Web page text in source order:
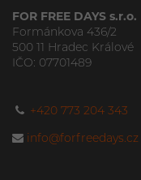
FOR FREE DAYS s.r.o.
Formánkova 436/2
500 11 Hradec Králové
IČO: 07701489
+420 773 204 343
info@forfreedays.cz